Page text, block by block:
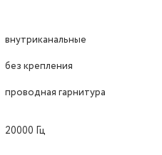
внутриканальные
без крепления
проводная гарнитура
20000 Гц